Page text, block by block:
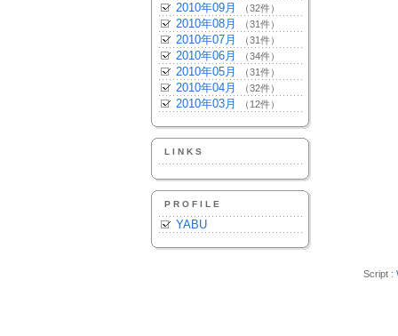
2010年09月 （32件）
2010年08月 （31件）
2010年07月 （31件）
2010年06月 （34件）
2010年05月 （31件）
2010年04月 （32件）
2010年03月 （12件）
LINKS
PROFILE
YABU
Script :